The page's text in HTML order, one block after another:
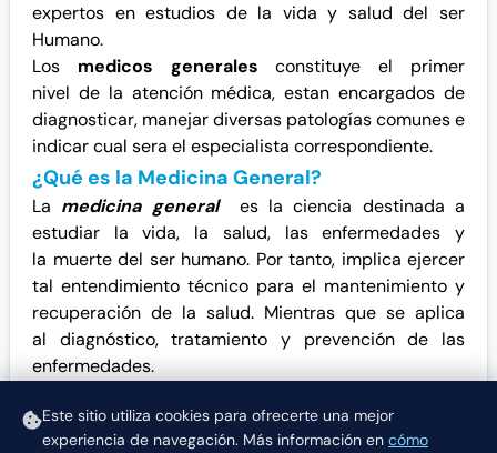
Este sitio utiliza cookies para ofrecerte una mejor
experiencia de navegación. Más información en cómo
expertos en estudios de la vida y salud del ser
Humano.
Los medicos generalesconstituye el primer
nivel de la atención médica, estan encargados de
diagnosticar, manejar diversas patologías comunes e
indicar cual sera el especialista correspondiente.
¿Qué es la Medicina General?
La medicina generales la ciencia destinada a
estudiar la vida, la salud, las enfermedades y
la muerte del ser humano. Por tanto, implica ejercer
tal entendimiento técnico para el mantenimiento y
recuperación de la salud. Mientras que se aplica
al diagnóstico, tratamiento y prevención de las
enfermedades.